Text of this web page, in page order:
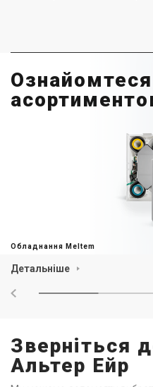
Обладнання Meltem
Детальніше
Зверніться
Альтер Ейр